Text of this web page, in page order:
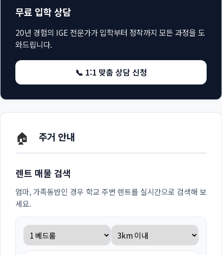
무료 입학 상담
20년 경험의 IGE 전문가가 입학부터 정착까지 모든 과정을 도
와드립니다.
📞 1:1 맞춤 상담 신청
🏠 주거 안내
렌트 매물 검색
엄마, 가족동반인 경우 학교 주변 렌트를 실시간으로 검색해 보
세요.